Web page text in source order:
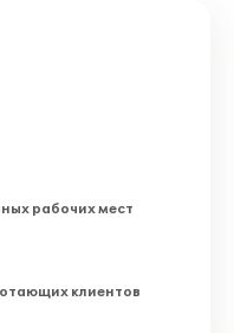
рабочих мест
клиентов